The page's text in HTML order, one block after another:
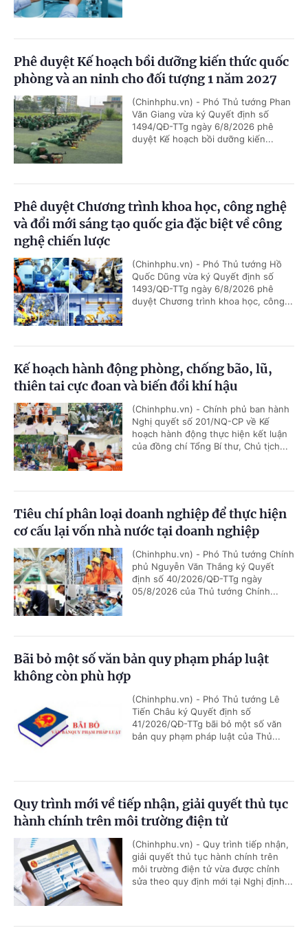
Phê duyệt Kế hoạch bồi dưỡng kiến thức quốc
phòng và an ninh cho đối tượng 1 năm 2027
(Chinhphu.vn) - Phó Thủ tướng Phan
Văn Giang vừa ký Quyết định số
1494/QĐ-TTg ngày 6/8/2026 phê
duyệt Kế hoạch bồi dưỡng kiến...
Phê duyệt Chương trình khoa học, công nghệ
và đổi mới sáng tạo quốc gia đặc biệt về công
nghệ chiến lược
(Chinhphu.vn) - Phó Thủ tướng Hồ
Quốc Dũng vừa ký Quyết định số
1493/QĐ-TTg ngày 6/8/2026 phê
duyệt Chương trình khoa học, công...
Kế hoạch hành động phòng, chống bão, lũ,
thiên tai cực đoan và biến đổi khí hậu
(Chinhphu.vn) - Chính phủ ban hành
Nghị quyết số 201/NQ-CP về Kế
hoạch hành động thực hiện kết luận
của đồng chí Tổng Bí thư, Chủ tịch...
Tiêu chí phân loại doanh nghiệp để thực hiện
cơ cấu lại vốn nhà nước tại doanh nghiệp
(Chinhphu.vn) - Phó Thủ tướng Chính
phủ Nguyễn Văn Thắng ký Quyết
định số 40/2026/QĐ-TTg ngày
05/8/2026 của Thủ tướng Chính...
Bãi bỏ một số văn bản quy phạm pháp luật
không còn phù hợp
(Chinhphu.vn) - Phó Thủ tướng Lê
Tiến Châu ký Quyết định số
41/2026/QĐ-TTg bãi bỏ một số văn
bản quy phạm pháp luật của Thủ...
Quy trình mới về tiếp nhận, giải quyết thủ tục
hành chính trên môi trường điện tử
(Chinhphu.vn) - Quy trình tiếp nhận,
giải quyết thủ tục hành chính trên
môi trường điện tử vừa được chỉnh
sửa theo quy định mới tại Nghị định...